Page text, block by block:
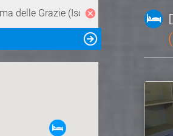
nella mappa
le informazioni